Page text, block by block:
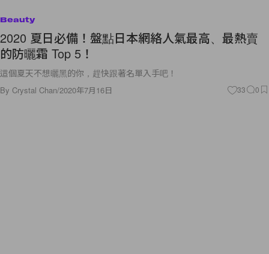
Beauty
2020 夏日必備！盤點日本網絡人氣最高、最熱賣
的防曬霜 Top 5！
這個夏天不想曬黑的你，趕快跟著名單入手吧！
By Crystal Chan/2020年7月16日 33 0